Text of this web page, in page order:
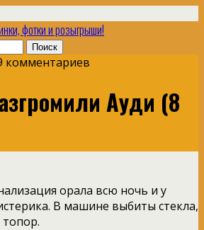
фотки и розыгрыши!
комментариев
Ауди (8
орала всю ночь и у
В машине выбиты стекла,